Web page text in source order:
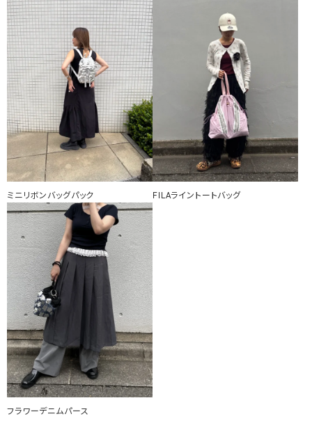
ミニリボンバッグパック FILAライントートバッグ
フラワーデニムパース